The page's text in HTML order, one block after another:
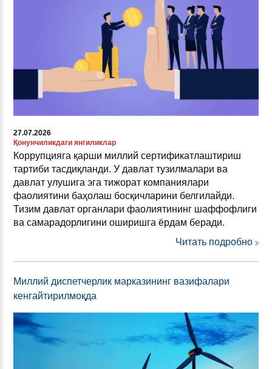
27.07.2026
Қонунчиликдаги янгиликлар
Коррупцияга қарши миллий сертификатлаштириш
тартиби тасдиқланди. У давлат тузилмалари ва
давлат улушига эга тижорат компаниялари
фаолиятини баҳолаш босқичларини белгилайди.
Тизим давлат органлари фаолиятининг шаффофлиги
ва самарадорлигини оширишга ёрдам беради.
Читать подробно
Миллий диспетчерлик марказининг вазифалари
кенгайтирилмоқда